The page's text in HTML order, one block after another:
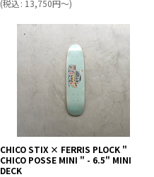
(税込: 13,750円～)
CHICO STIX × FERRIS PLOCK "
CHICO POSSE MINI " - 6.5" MINI
DECK